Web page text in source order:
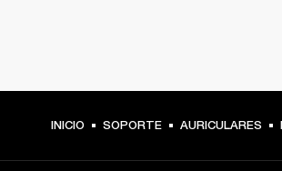
INICIO SOPORTE AURICULARES